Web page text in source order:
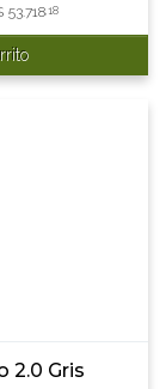
53.718,18
2.0 Gris